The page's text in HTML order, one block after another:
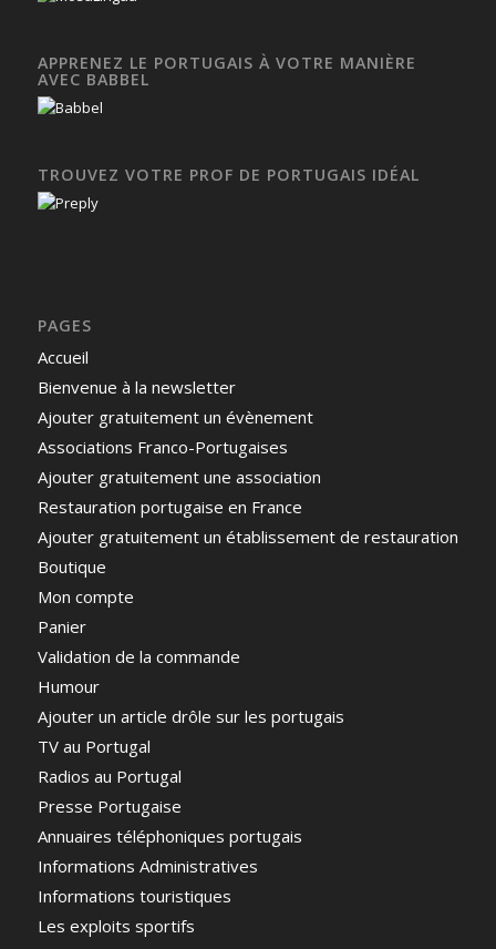
APPRENEZ LE PORTUGAIS À VOTRE MANIÈRE
AVEC BABBEL
TROUVEZ VOTRE PROF DE PORTUGAIS IDÉAL
PAGES
Accueil
Bienvenue à la newsletter
Ajouter gratuitement un évènement
Associations Franco-Portugaises
Ajouter gratuitement une association
Restauration portugaise en France
Ajouter gratuitement un établissement de restauration
Boutique
Mon compte
Panier
Validation de la commande
Humour
Ajouter un article drôle sur les portugais
TV au Portugal
Radios au Portugal
Presse Portugaise
Annuaires téléphoniques portugais
Informations Administratives
Informations touristiques
Les exploits sportifs